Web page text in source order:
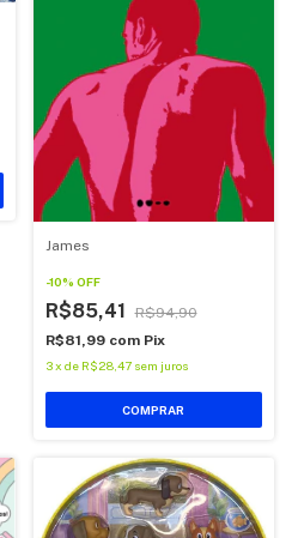
James
-10% OFF
R$85,41
R$94,90
R$81,99 com Pix
3 x de R$28,47 sem juros